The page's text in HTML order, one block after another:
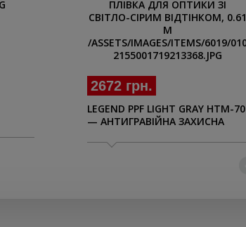
2672 грн.
LEGEND PPF LIGHT GRAY HTM-70
— АНТИГРАВІЙНА ЗАХИСНА
СВІТЛО-СІРИМ ВІДТІНКОМ, 0.61